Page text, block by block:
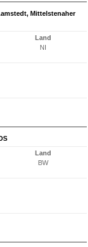
Mittelstenaher
Land
NI
Land
BW